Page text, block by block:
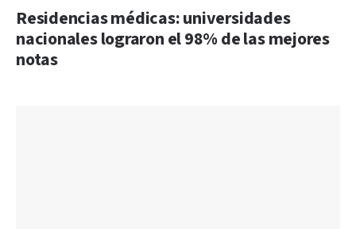
Residencias médicas: universidades
nacionales lograron el 98% de las mejores
notas